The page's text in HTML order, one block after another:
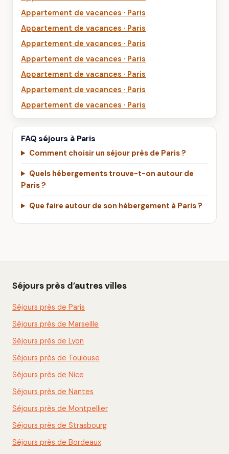
Appartement de vacances · Paris
Appartement de vacances · Paris
Appartement de vacances · Paris
Appartement de vacances · Paris
Appartement de vacances · Paris
Appartement de vacances · Paris
Appartement de vacances · Paris
FAQ séjours à Paris
Comment choisir un séjour près de Paris ?
Quels hébergements trouve-t-on autour de
Paris ?
Que faire autour de son hébergement à Paris ?
Séjours près d’autres villes
Séjours près de Paris
Séjours près de Marseille
Séjours près de Lyon
Séjours près de Toulouse
Séjours près de Nice
Séjours près de Nantes
Séjours près de Montpellier
Séjours près de Strasbourg
Séjours près de Bordeaux